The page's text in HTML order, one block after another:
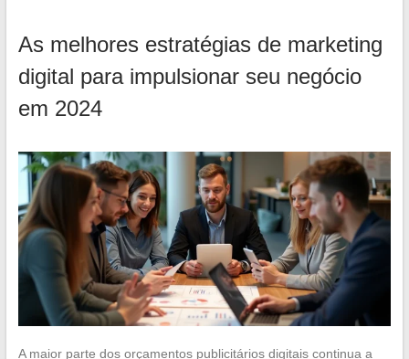
As melhores estratégias de marketing
digital para impulsionar seu negócio
em 2024
A maior parte dos orçamentos publicitários digitais continua a